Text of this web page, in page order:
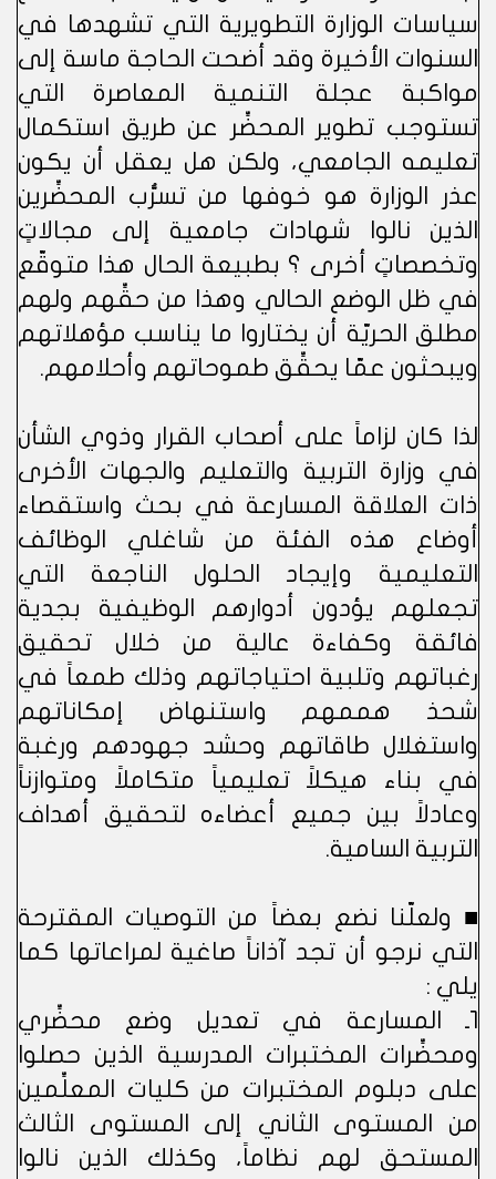
سياسات الوزارة التطويرية التي تشهدها في
السنوات الأخيرة وقد أضحت الحاجة ماسة إلى
مواكبة عجلة التنمية المعاصرة التي
تستوجب تطوير المحضِّر عن طريق استكمال
تعليمه الجامعي، ولكن هل يعقل أن يكون
عذر الوزارة هو خوفها من تسرُّب المحضِّرين
الذين نالوا شهادات جامعية إلى مجالاتٍ
وتخصصاتٍ أخرى ؟ بطبيعة الحال هذا متوقّع
في ظل الوضع الحالي وهذا من حقِّهم ولهم
مطلق الحريّة أن يختاروا ما يناسب مؤهلاتهم
ويبحثون عمّا يحقِّق طموحاتهم وأحلامهم.
لذا كان لزاماً على أصحاب القرار وذوي الشأن
في وزارة التربية والتعليم والجهات الأخرى
ذات العلاقة المسارعة في بحث واستقصاء
أوضاع هذه الفئة من شاغلي الوظائف
التعليمية وإيجاد الحلول الناجعة التي
تجعلهم يؤدون أدوارهم الوظيفية بجدية
فائقة وكفاءة عالية من خلال تحقيق
رغباتهم وتلبية احتياجاتهم وذلك طمعاً في
شحذ هممهم واستنهاض إمكاناتهم
واستغلال طاقاتهم وحشد جهودهم ورغبة
في بناء هيكلاً تعليمياً متكاملاً ومتوازناً
وعادلاً بين جميع أعضاءه لتحقيق أهداف
التربية السامية.
■ ولعلّنا نضع بعضاً من التوصيات المقترحة
التي نرجو أن تجد آذاناً صاغية لمراعاتها كما
يلي :
1ـ المسارعة في تعديل وضع محضِّري
ومحضِّرات المختبرات المدرسية الذين حصلوا
على دبلوم المختبرات من كليات المعلِّمين
من المستوى الثاني إلى المستوى الثالث
المستحق لهم نظاماً، وكذلك الذين نالوا